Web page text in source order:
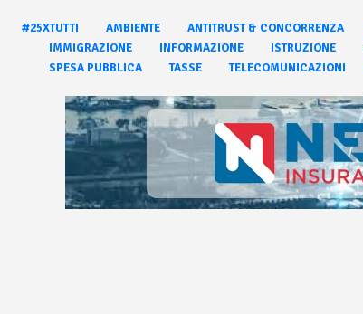
#25XTUTTI AMBIENTE ANTITRUST & CONCORRENZA
IMMIGRAZIONE
INFORMAZIONE ISTRUZIONE
SPESA PUBBLICA
TASSE TELECOMUNICAZIONI